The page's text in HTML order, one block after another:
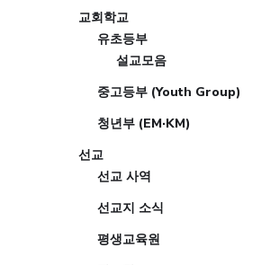
교회학교
유초등부
설교모음
중고등부 (Youth Group)
청년부 (EM·KM)
선교
선교 사역
선교지 소식
평생교육원